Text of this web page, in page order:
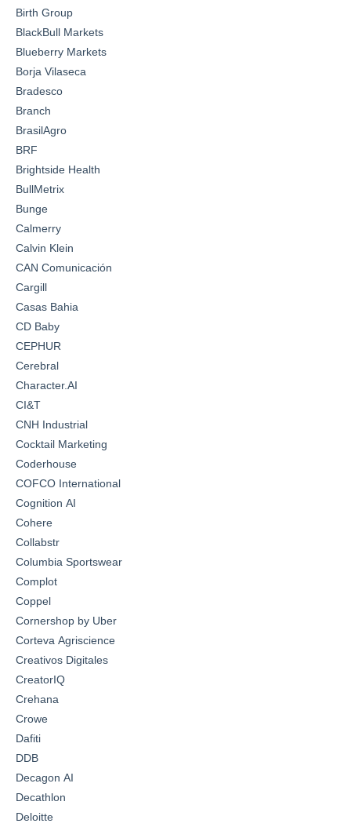
Birth Group
BlackBull Markets
Blueberry Markets
Borja Vilaseca
Bradesco
Branch
BrasilAgro
BRF
Brightside Health
BullMetrix
Bunge
Calmerry
Calvin Klein
CAN Comunicación
Cargill
Casas Bahia
CD Baby
CEPHUR
Cerebral
Character.AI
CI&T
CNH Industrial
Cocktail Marketing
Coderhouse
COFCO International
Cognition AI
Cohere
Collabstr
Columbia Sportswear
Complot
Coppel
Cornershop by Uber
Corteva Agriscience
Creativos Digitales
CreatorIQ
Crehana
Crowe
Dafiti
DDB
Decagon AI
Decathlon
Deloitte